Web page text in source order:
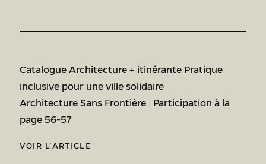
Catalogue Architecture + itinérante Pratique
inclusive pour une ville solidaire
Architecture Sans Frontière : Participation à la
page 56-57
VOIR L’ARTICLE